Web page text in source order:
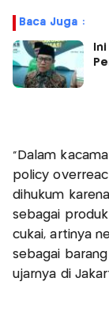
Baca Juga :
"Dalam
policy
dihukum
sebagai
cukai, artinya
sebagai
ujarnya di